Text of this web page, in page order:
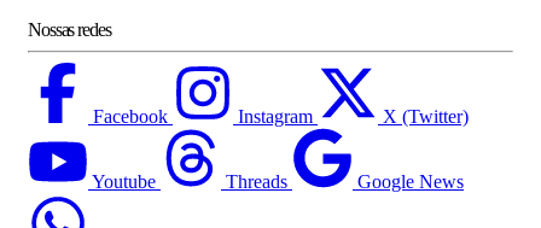
Nossas redes
Facebook Instagram X (Twitter)
Youtube Threads Google News